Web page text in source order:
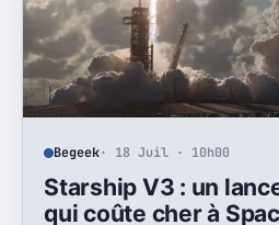
Begeek· 18 Juil · 10h00
Starship V3 : un
qui coûte cher à